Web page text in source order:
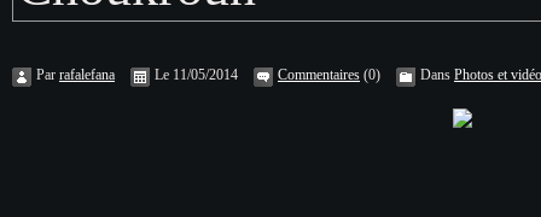
Par rafalefana Le 11/05/2014 Commentaires (0) Dans Photos et